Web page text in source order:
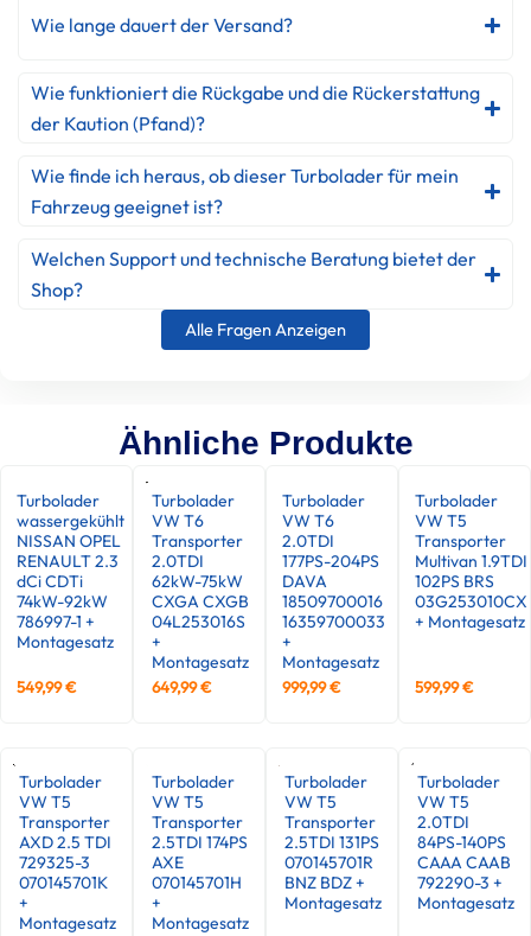
Wie lange dauert der Versand?
Wie funktioniert die Rückgabe und die Rückerstattung
der Kaution (Pfand)?
Wie finde ich heraus, ob dieser Turbolader für mein
Fahrzeug geeignet ist?
Welchen Support und technische Beratung bietet der
Shop?
Alle Fragen Anzeigen
Ähnliche Produkte
Turbolader
wassergekühlt
NISSAN OPEL
RENAULT 2.3
dCi CDTi
74kW-92kW
786997-1 +
Montagesatz
549,99€
Turbolader
VW T6
Transporter
2.0TDI
62kW-75kW
CXGA CXGB
04L253016S
+
Montagesatz
649,99€
Turbolader
VW T6
2.0TDI
177PS-204PS
DAVA
18509700016
16359700033
+
Montagesatz
999,99€
Turbolader
VW T5
Transporter
Multivan 1.9TDI
102PS BRS
03G253010CX
+ Montagesatz
599,99€
Turbolader
VW T5
Transporter
AXD 2.5 TDI
729325-3
070145701K
+
Montagesatz
Turbolader
VW T5
Transporter
2.5TDI 174PS
AXE
070145701H
+
Montagesatz
Turbolader
VW T5
Transporter
2.5TDI 131PS
070145701R
BNZ BDZ +
Montagesatz
Turbolader
VW T5
2.0TDI
84PS-140PS
CAAA CAAB
792290-3 +
Montagesatz